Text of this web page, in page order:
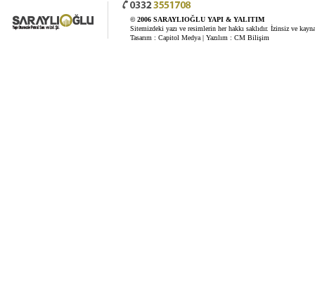
© 2006 SARAYLIOĞLU YAPI & YALITIM
Sitemizdeki yazı ve resimlerin her hakkı saklıdır. İzinsiz ve
Tasarım : Capitol Medya | Yazılım : CM Bilişim